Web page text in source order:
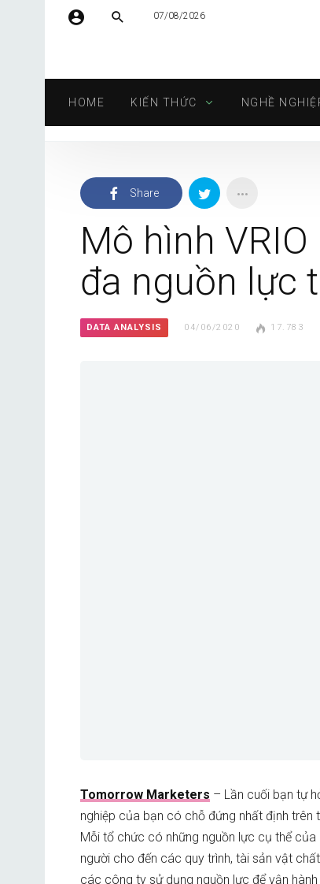
Mật khẩu
Tự động đăng nhập
07/08/2026
HOME KIẾN THỨC NGHỀ
Share
Mô hình
đa nguồn lực
DATA ANALYSIS 04/06/2020 17.783
Tomorrow Marketers – Lần cuối bạn tự
nghiệp của bạn có chỗ đứng nhất định trên
Mỗi tổ chức có những nguồn lực cụ thể của
người cho đến các quy trình, tài sản vật
các công ty sử dụng nguồn lực để vận